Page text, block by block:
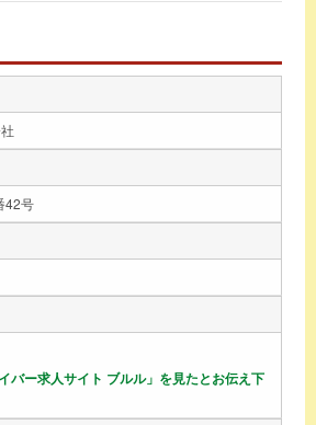
42号
バー求人サイト ブルル」を見たとお伝え下